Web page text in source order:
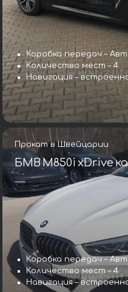
Коробка передач –
Количество мест – 4
Навигация –
Прокат в Швейцарии
БМВ M850i xDrive
Коробка передач –
Количество мест – 4
Навигация –